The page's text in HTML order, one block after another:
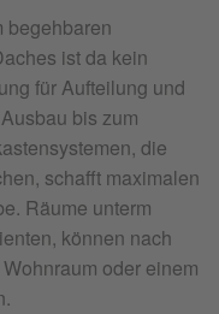
begehbaren
ist da kein
für Aufteilung und
bis zum
die
schafft maximalen
Räume unterm
können nach
oder einem